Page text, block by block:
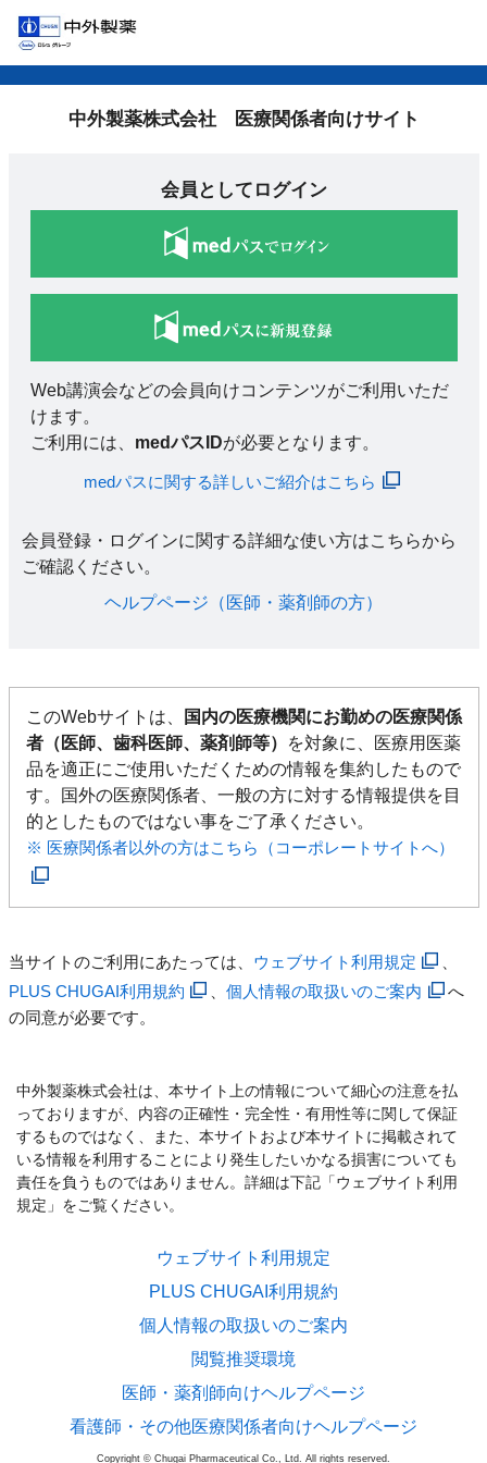
中外製薬株式会社 医療関係者向けサイト
会員としてログイン
Web講演会などの会員向けコンテンツがご利用いただ
けます。
ご利用には、 medパスIDが必要となります。
medパスに関する詳しいご紹介はこちら
会員登録・ログインに関する詳細な使い方はこちらから
ご確認ください。​
ヘルプページ（医師・薬剤師の方）​
このWebサイトは、
国内の医療機関にお勤めの医療関係
者（医師、歯科医師、薬剤師等）
を対象に、医療用医薬
品を適正にご使用いただくための情報を集約したもので
す。国外の医療関係者、一般の方に対する情報提供を目
的としたものではない事をご了承ください。
※ 医療関係者以外の方はこちら（コーポレートサイトへ）
当サイトのご利用にあたっては、 ウェブサイト利用規定
PLUS CHUGAI利用規約
、個人情報の取扱いのご案内
へ
の同意が必要です。
中外製薬株式会社は、本サイト上の情報について細心の注意を払
っておりますが、内容の正確性・完全性・有用性等に関して保証
するものではなく、また、本サイトおよび本サイトに掲載されて
いる情報を利用することにより発生したいかなる損害についても
責任を負うものではありません。詳細は下記「ウェブサイト利用
規定」をご覧ください。
ウェブサイト利用規定
PLUS CHUGAI利用規約
個人情報の取扱いのご案内
閲覧推奨環境
医師・薬剤師向けヘルプページ
看護師・その他医療関係者向けヘルプページ
Copyright © Chugai Pharmaceutical Co., Ltd. All rights reserved.